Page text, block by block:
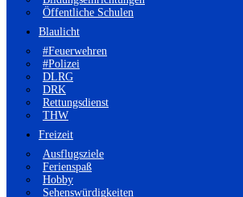
Öffentliche Schulen
Blaulicht
#Feuerwehren
#Polizei
DLRG
DRK
Rettungsdienst
THW
Freizeit
Ausflugsziele
Ferienspaß
Hobby
Sehenswürdigkeiten